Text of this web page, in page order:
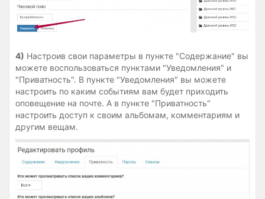
4) Настроив свои параметры в пункте "Содержание" вы
можете воспользоваться пунктами "Уведомления" и
"Приватность". В пункте "Уведомления" вы можете
настроить по каким событиям вам будет приходить
оповещение на почте. А в пункте "Приватность"
настроить доступ к своим альбомам, комментариям и
другим вещам.